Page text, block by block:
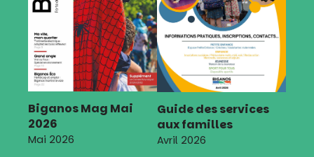
Biganos Mag Mai
2026
Mai 2026
Guide des services
aux familles
Avril 2026